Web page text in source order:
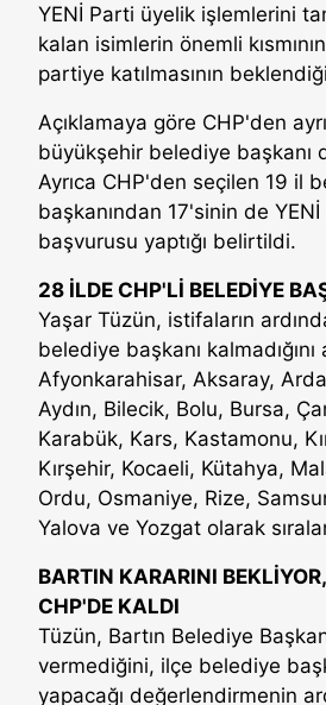
YENİ Parti üyelik işlemlerini
kalan isimlerin önemli
partiye katılmasının
Açıklamaya göre CHP'den
büyükşehir belediye başkanı
Ayrıca CHP'den seçilen 19 il
başkanından 17'sinin de
başvurusu yaptığı belirtildi.
28 İLDE CHP'Lİ BELEDİYE
Yaşar Tüzün, istifaların
belediye başkanı kalmadığını
Afyonkarahisar, Aksaray,
Aydın, Bilecik, Bolu, Bursa,
Karabük, Kars, Kastamonu,
Kırşehir, Kocaeli, Kütahya,
Ordu, Osmaniye, Rize,
Yalova ve Yozgat olarak
BARTIN KARARINI
CHP'DE KALDI
Tüzün, Bartın Belediye
vermediğini, ilçe belediye
yapacağı değerlendirmenin